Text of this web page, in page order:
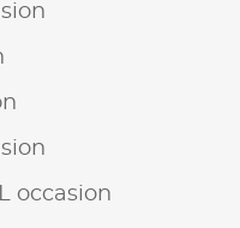
occasion